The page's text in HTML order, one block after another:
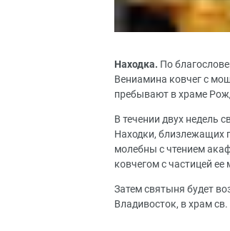
Находка. По
Вениамина ковчег с
пребывают в храме
В течении двух недель
Находки, близлежащих
молебны с чтением
ковчегом с частицей
Затем святыня будет
Владивосток, в храм